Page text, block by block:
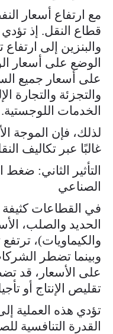
مع ارتفاع أسعار
قطاع النقل. إذ
والبنزين إلى ارتفاع
الوضع على أسعار
على أسعار جميع
والتجزئة والتجارة
الخدمات اللوجستية.
لذلك، فإن الموجة
غالبًا عبر تكاليف
التأثير الثاني: ضغط
الصناعي
في القطاعات كثيفة
الحديد والصلب،
والكيماويات)،
وبينما تضطر
على الأسعار، قد
تقليص الإنتاج أو
تؤدي هذه العملية
القدرة التنافسية